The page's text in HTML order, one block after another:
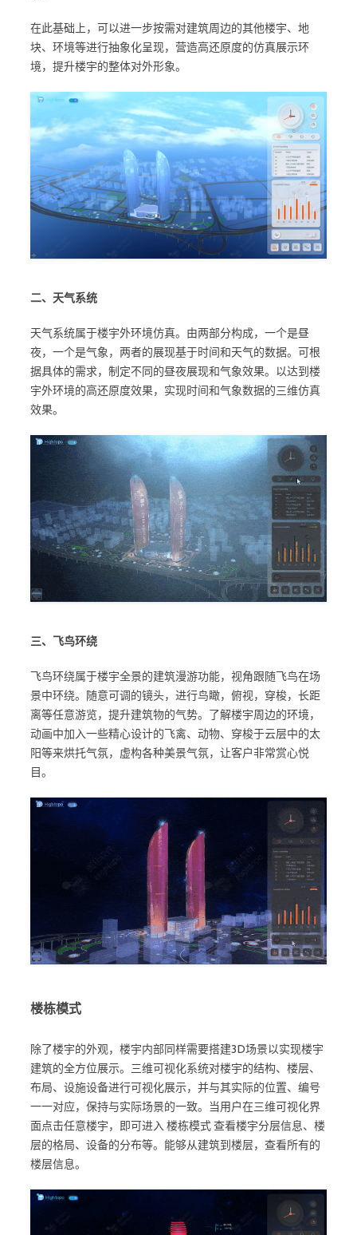
在此基础上，可以进一步按需对建筑周边的其他楼宇、地
块、环境等进行抽象化呈现，营造高还原度的仿真展示环
境，提升楼宇的整体对外形象。
二、天气系统
天气系统属于楼宇外环境仿真。由两部分构成，一个是昼
夜，一个是气象，两者的展现基于时间和天气的数据。可根
据具体的需求，制定不同的昼夜展现和气象效果。以达到楼
宇外环境的高还原度效果，实现时间和气象数据的三维仿真
效果。
三、飞鸟环绕
飞鸟环绕属于楼宇全景的建筑漫游功能，视角跟随飞鸟在场
景中环绕。随意可调的镜头，进行鸟瞰，俯视，穿梭，长距
离等任意游览，提升建筑物的气势。了解楼宇周边的环境，
动画中加入一些精心设计的飞禽、动物、穿梭于云层中的太
阳等来烘托气氛，虚构各种美景气氛，让客户非常赏心悦
目。
楼栋模式
除了楼宇的外观，楼宇内部同样需要搭建3D场景以实现楼宇
建筑的全方位展示。三维可视化系统对楼宇的结构、楼层、
布局、设施设备进行可视化展示，并与其实际的位置、编号
一一对应，保持与实际场景的一致。当用户在三维可视化界
面点击任意楼宇，即可进入 楼栋模式 查看楼宇分层信息、楼
层的格局、设备的分布等。能够从建筑到楼层，查看所有的
楼层信息。